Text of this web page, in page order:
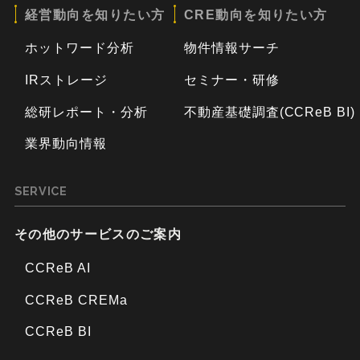
経営動向を知りたい方
ホットワード分析
IRストレージ
総研レポート・分析
業界動向情報
CRE動向を知りたい方
物件情報サーチ
セミナー・研修
不動産基礎調査(CCReB BI)
SERVICE
その他のサービスのご案内
CCReB AI
CCReB CREMa
CCReB BI